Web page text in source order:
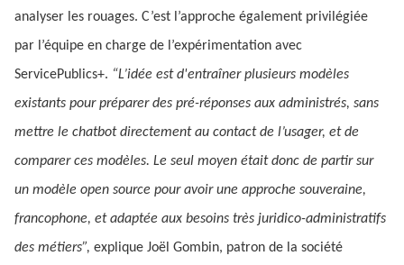
analyser les rouages. C’est l’approche également privilégiée
par l’équipe en charge de l’expérimentation avec
ServicePublics+. “L’idée est d'entraîner plusieurs modèles
existants pour préparer des pré-réponses aux administrés, sans
mettre le chatbot directement au contact de l’usager, et de
comparer ces modèles. Le seul moyen était donc de partir sur
un modèle open source pour avoir une approche souveraine,
francophone, et adaptée aux besoins très juridico-administratifs
des métiers”, explique Joël Gombin, patron de la société